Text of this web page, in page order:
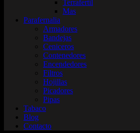
Terrafertil
Mas
Parafernalia
Armadores
Bandejas
Ceniceros
Contenedores
Encendedores
Filtros
Hojillas
Picadores
Pipas
Tabaco
Blog
Contacto